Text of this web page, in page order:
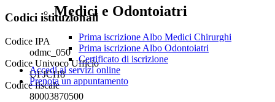
Medici e Odontoiatri
Prima iscrizione Albo Medici Chirurghi
Prima iscrizione Albo Odontoiatri
Certificato di iscrizione
Accedi ai servizi online
Prenota un appuntamento
Codici istituzionali
Codice IPA
odmc_050
Codice Univoco Ufficio
UFJCH8
Codice fiscale
80003870500